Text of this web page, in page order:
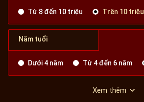
Từ 8 đến 10 triệu Trên 10 triệu
Năm tuổi
Dưới 4 năm Từ 4 đến 6 năm
Xem thêm